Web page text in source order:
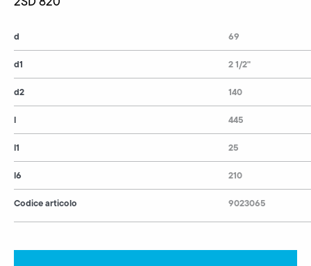
d
d1
d2
l
l1
l6
Codice articolo
69
2 1/2"
140
445
25
210
9023065